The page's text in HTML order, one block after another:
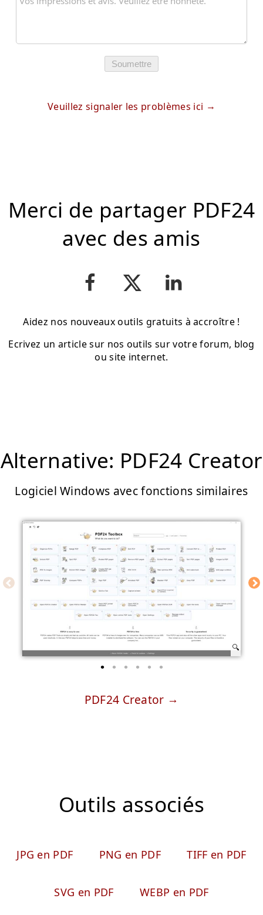
Soumettre
Veuillez signaler les problèmes ici
Merci de partager PDF24
avec des amis
Aidez nos nouveaux outils gratuits à accroître !
Ecrivez un article sur nos outils sur votre forum, blog
ou site internet.
Alternative: PDF24 Creator
Logiciel Windows avec fonctions similaires
PDF24 Creator
Outils associés
JPG en PDF PNG en PDF TIFF en PDF
SVG en PDF WEBP en PDF